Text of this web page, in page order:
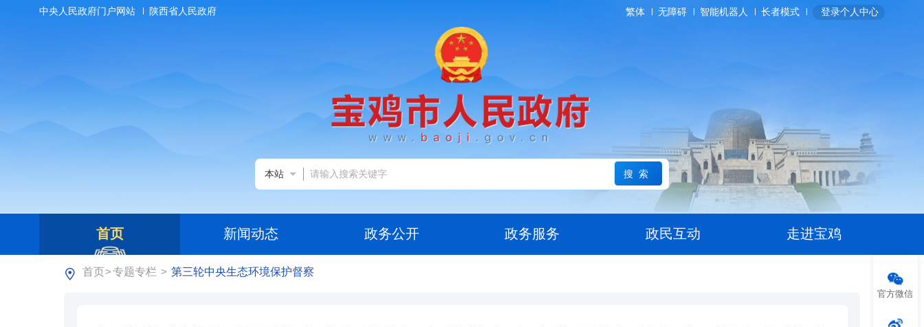
中央人民政府门户网站 陕西省人民政府 繁体 无障碍 智能机器人 长者模式 登录个人中心
本站 搜索
首页 新闻动态 政务公开 政务服务 政民互动 走进宝鸡
官方微信
首页>专题专栏 > 第三轮中央生态环境保护督察